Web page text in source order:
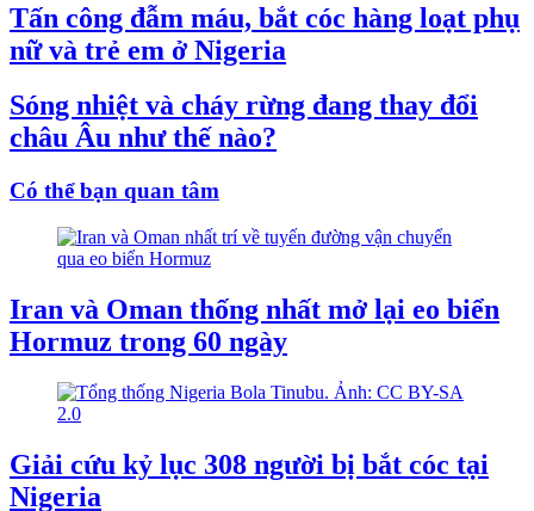
Tấn công đẫm máu, bắt cóc hàng loạt phụ
nữ và trẻ em ở Nigeria
Sóng nhiệt và cháy rừng đang thay đổi
châu Âu như thế nào?
Có thể bạn quan tâm
Iran và Oman thống nhất mở lại eo biển
Hormuz trong 60 ngày
Giải cứu kỷ lục 308 người bị bắt cóc tại
Nigeria